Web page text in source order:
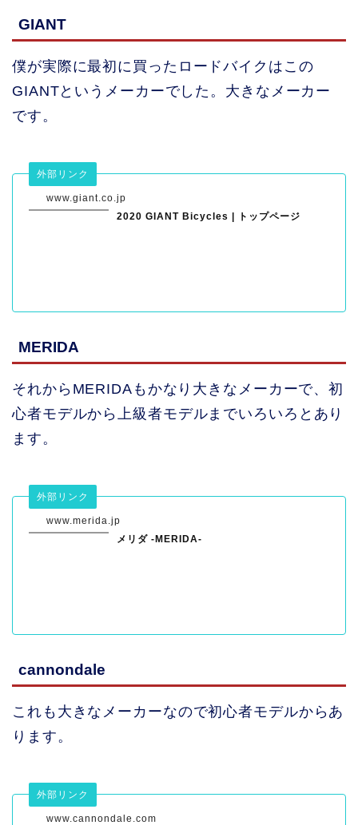
GIANT
僕が実際に最初に買ったロードバイクはこの
GIANTというメーカーでした。大きなメーカー
です。
www.giant.co.jp
外部リンク
2020 GIANT Bicycles | トップページ
MERIDA
それからMERIDAもかなり大きなメーカーで、初
心者モデルから上級者モデルまでいろいろとあり
ます。
www.merida.jp
外部リンク
メリダ -MERIDA-
cannondale
これも大きなメーカーなので初心者モデルからあ
ります。
www.cannondale.com
外部リンク